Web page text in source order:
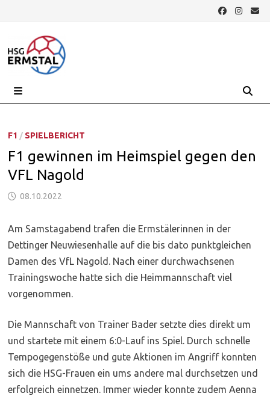
F1 / SPIELBERICHT
F1 gewinnen im Heimspiel gegen den
VFL Nagold
08.10.2022
Am Samstagabend trafen die Ermstälerinnen in der
Dettinger Neuwiesenhalle auf die bis dato punktgleichen
Damen des VfL Nagold. Nach einer durchwachsenen
Trainingswoche hatte sich die Heimmannschaft viel
vorgenommen.
Die Mannschaft von Trainer Bader setzte dies direkt um
und startete mit einem 6:0-Lauf ins Spiel. Durch schnelle
Tempogegenstöße und gute Aktionen im Angriff konnten
sich die HSG-Frauen ein ums andere mal durchsetzen und
erfolgreich einnetzen. Immer wieder konnte zudem Aenna